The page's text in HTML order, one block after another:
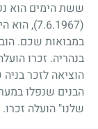
ששת הימים הוא
(7.6.1967)
, הוא
במבואות שכם.
בנהריה. זכרו
הוציאה לזכר
הבנים שנפלו
שלנו" הועלה זכרו.